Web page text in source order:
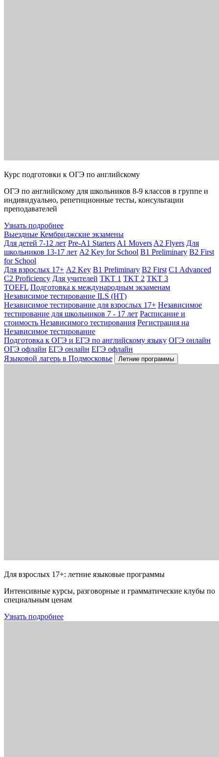
Курс подготовки к ОГЭ по английскому
ОГЭ по английскому для школьников 8-9 классов в группе и
индивидуально, репетиционные тесты, консультации
преподавателей
Узнать подробнее
Выездные Кембриджские экзамены
Для детей 7-12 лет Pre-A1 Starters A1 Movers A2 Flyers Для
школьников 13-17 лет A2 Key for School B1 Preliminary B2 First
for School
Для взрослых 17+ A2 Key B1 Preliminary B2 First C1 Advanced
C2 Proficiency Для учителей TKT 1 TKT 2 TKT 3
TOEFL Подготовка к международным экзаменам
Независимое тестирование ILS (НТ)
Независимое тестирование для взрослых 17+ Независимое
тестирование для школьников 7 - 17 лет Расписание и
стоимость Независимого тестирования Регистрация на
Независимое тестирование
Подготовка к ОГЭ и ЕГЭ по английскому языку ОГЭ онлайн
ОГЭ офлайн ЕГЭ онлайн ЕГЭ офлайн
Языковой лагерь в Подмосковье
Летние программы
Для взрослых 17+: летние языковые программы
Интенсивные курсы, разговорные и грамматические клубы по
специальным ценам
Узнать подробнее